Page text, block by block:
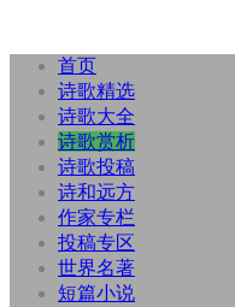
首页
诗歌精选
诗歌大全
诗歌赏析
诗歌投稿
诗和远方
作家专栏
投稿专区
世界名著
短篇小说